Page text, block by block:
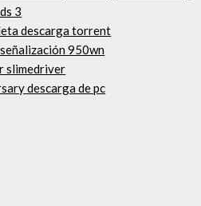
3
descarga torrent
950wn
slimedriver
descarga de pc